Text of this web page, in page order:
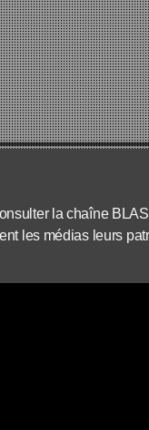
la chaîne
les médias leurs